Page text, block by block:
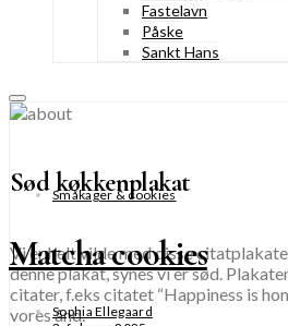
Fastelavn
Påske
Sankt Hans
Sød køkkenplakat
Vi er helt vilde med disse
denne plakat, synes vi er sød.
citater, f.eks citatet “Happiness is
vores ånd.
Småkager & cookies
Matcha cookies
Sophia Ellegaard